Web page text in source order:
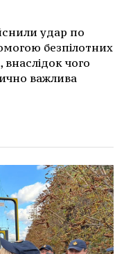
удар по
безпілотних
внаслідок чого
важлива